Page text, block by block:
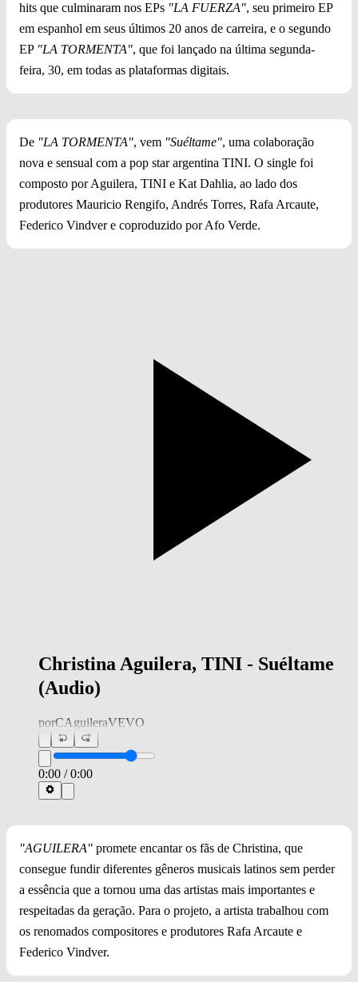
hits que culminaram nos EPs "LA FUERZA", seu primeiro EP
em espanhol em seus últimos 20 anos de carreira, e o segundo
EP "LA TORMENTA", que foi lançado na última segunda-
feira, 30, em todas as plataformas digitais.
De "LA TORMENTA", vem "Suéltame", uma colaboração
nova e sensual com a pop star argentina TINI. O single foi
composto por Aguilera, TINI e Kat Dahlia, ao lado dos
produtores Mauricio Rengifo, Andrés Torres, Rafa Arcaute,
Federico Vindver e coproduzido por Afo Verde.
Christina Aguilera, TINI - Suéltame
(Audio)
porCAguileraVEVO
0:00 /0:00
"AGUILERA" promete encantar os fãs de Christina, que
consegue fundir diferentes gêneros musicais latinos sem perder
a essência que a tornou uma das artistas mais importantes e
respeitadas da geração. Para o projeto, a artista trabalhou com
os renomados compositores e produtores Rafa Arcaute e
Federico Vindver.